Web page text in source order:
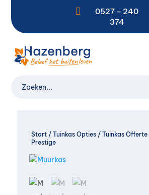

0527 – 240
374
Start /Tuinkas Opties /Tuinkas Offerte
Prestige